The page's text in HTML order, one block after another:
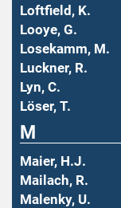
Loftfield, K.
Looye, G.
Losekamm, M.
Luckner, R.
Lyn, C.
Löser, T.
M
Maier, H.J.
Mailach, R.
Malenky, U.